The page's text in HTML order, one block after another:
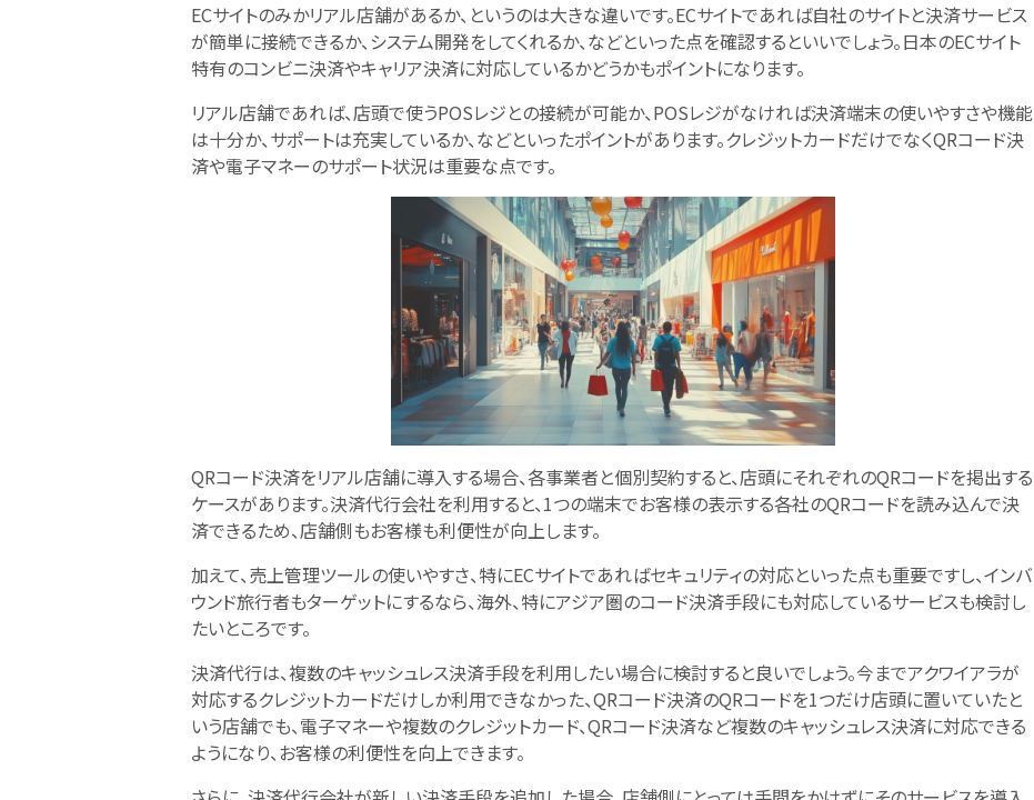
ECサイトのみかリアル店舗があるか、というのは大きな違いです。ECサイトであれば自社のサイトと決済サービス
が簡単に接続できるか、システム開発をしてくれるか、などといった点を確認するといいでしょう。日本のECサイト
特有のコンビニ決済やキャリア決済に対応しているかどうかもポイントになります。
リアル店舗であれば、店頭で使うPOSレジとの接続が可能か、POSレジがなければ決済端末の使いやすさや機能
は十分か、サポートは充実しているか、などといったポイントがあります。クレジットカードだけでなくQRコード決
済や電子マネーのサポート状況は重要な点です。
QRコード決済をリアル店舗に導入する場合、各事業者と個別契約すると、店頭にそれぞれのQRコードを掲出する
ケースがあります。決済代行会社を利用すると、1つの端末でお客様の表示する各社のQRコードを読み込んで決
済できるため、店舗側もお客様も利便性が向上します。
加えて、売上管理ツールの使いやすさ、特にECサイトであればセキュリティの対応といった点も重要ですし、インバ
ウンド旅行者もターゲットにするなら、海外、特にアジア圏のコード決済手段にも対応しているサービスも検討し
たいところです。
決済代行は、複数のキャッシュレス決済手段を利用したい場合に検討すると良いでしょう。今までアクワイアラが
対応するクレジットカードだけしか利用できなかった、QRコード決済のQRコードを1つだけ店頭に置いていたと
いう店舗でも、電子マネーや複数のクレジットカード、QRコード決済など複数のキャッシュレス決済に対応できる
ようになり、お客様の利便性を向上できます。